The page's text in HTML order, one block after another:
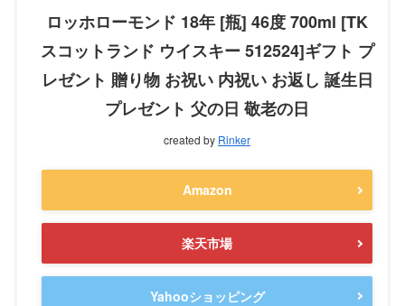
ロッホローモンド 18年 [瓶] 46度 700ml [TK
スコットランド ウイスキー 512524]ギフト プ
レゼント 贈り物 お祝い 内祝い お返し 誕生日
プレゼント 父の日 敬老の日
created by Rinker
Amazon
楽天市場
Yahooショッピング